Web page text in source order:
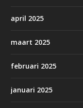
april 2025
maart 2025
februari 2025
januari 2025